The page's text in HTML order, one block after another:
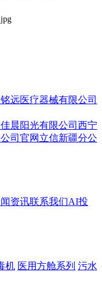
远医疗器械有限公司
晨阳光有限公司 西宁
司官网 立信新疆分公
资讯联系我们AI投
机 医用方舱系列 污水